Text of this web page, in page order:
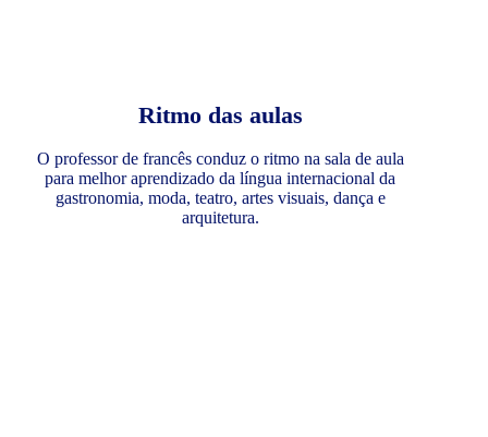
Ritmo das aulas
O professor de francês conduz o ritmo na sala de aula
para melhor aprendizado da língua internacional da
gastronomia, moda, teatro, artes visuais, dança e
arquitetura.